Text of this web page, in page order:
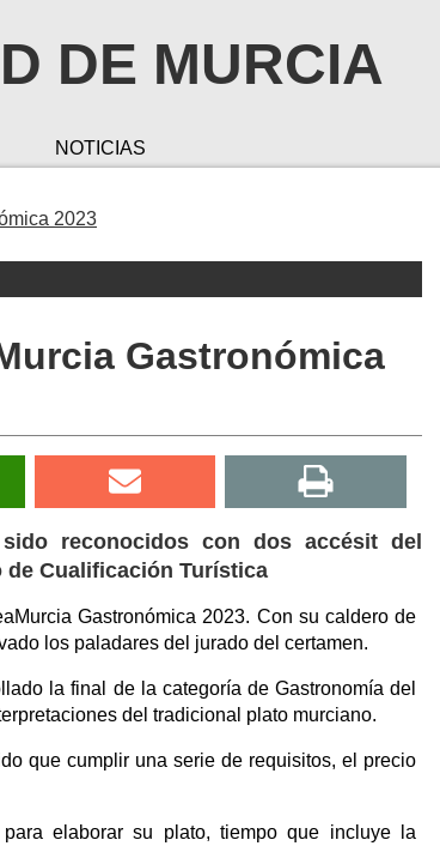
DE MURCIA
NOTICIAS
2023
Gastronómica
reconocidos con dos accésit del
de Cualificación Turística
Gastronómica 2023. Con su caldero de
los paladares del jurado del certamen.
la final de la categoría de Gastronomía del
del tradicional plato murciano.
que cumplir una serie de requisitos, el precio
elaborar su plato, tiempo que incluye la